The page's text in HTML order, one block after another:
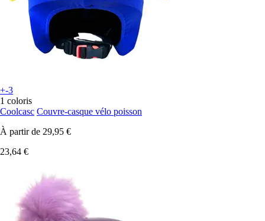
+-3
1 coloris
Coolcasc Couvre-casque vélo poisson
À partir de 29,95 €
23,64 €